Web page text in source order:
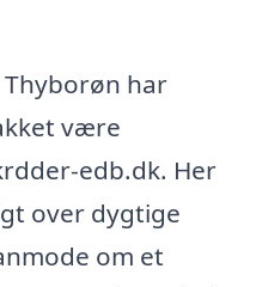
har
være
edb.dk. Her
over dygtige
om et